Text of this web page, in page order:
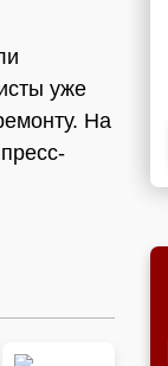
уже
На